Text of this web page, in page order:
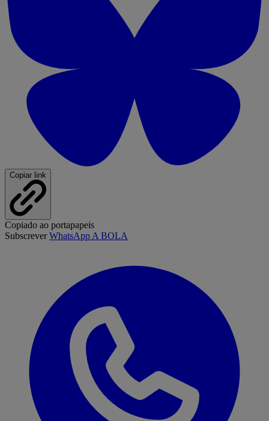
Copiar link
Copiado ao portapapeis
SubscreverWhatsApp A BOLA